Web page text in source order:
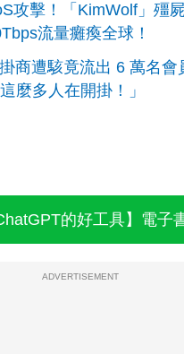
攻擊！「KimWolf」殭
流量癱瘓全球！
商遭駭竟流出 6 萬名會
麼多人在開掛！」
的好工具】電子
ADVERTISEMENT